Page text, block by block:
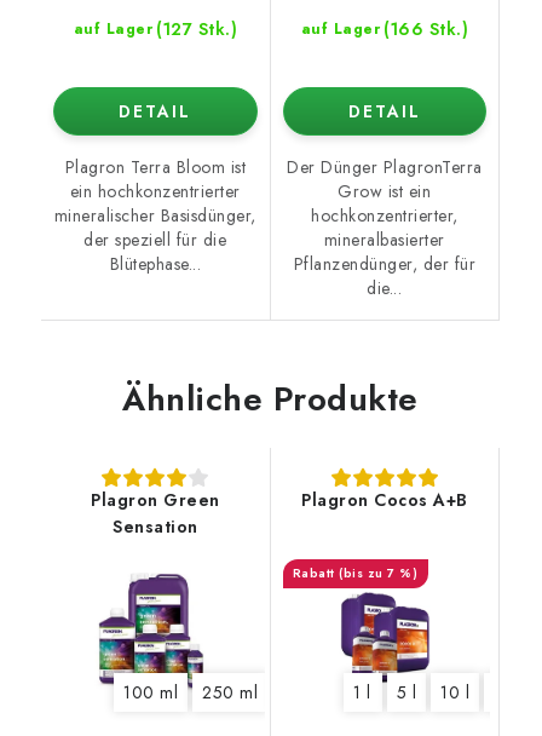
auf Lager (127 Stk.)
DETAIL
Plagron Terra Bloom ist
ein hochkonzentrierter
mineralischer Basisdünger,
der speziell für die
Blütephase...
auf Lager (166 Stk.)
DETAIL
Der Dünger PlagronTerra
Grow ist ein
hochkonzentrierter,
mineralbasierter
Pflanzendünger, der für
die...
Ähnliche Produkte
Plagron Green
Sensation
100 ml 250 ml 1 l 5 l 10 l
Plagron Cocos A+B
(bis zu 7 %)
1 l 5 l 10 l